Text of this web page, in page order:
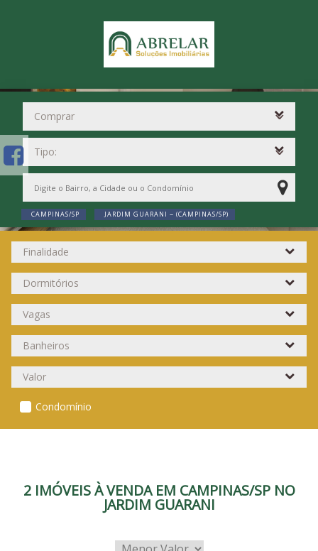
CAMPINAS/SP JARDIM GUARANI ~ (CAMPINAS/SP)
Condomínio
2 IMÓVEIS À VENDA EM CAMPINAS/SP NO
JARDIM GUARANI